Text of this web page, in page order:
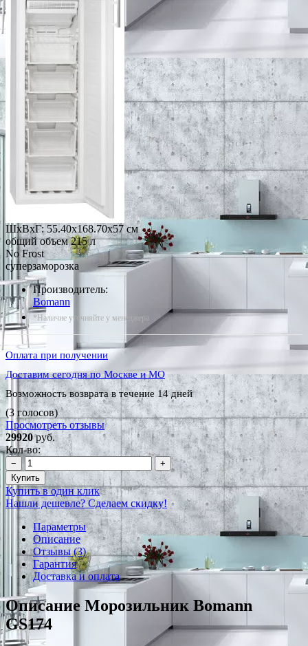
ШхВхГ: 55.40х168.70х57 см
общий объем 215 л
No Frost
суперзаморозка
Производитель:
Bomann
*Наличие уточняйте у менеджера
Оплата при получении
Доставим сегодня по Москве и МО
Возможность возврата в течение 14 дней
(3 голосов)
Просмотреть отзывы
29920руб.
Кол-во:
−
+
Купить
Купить в один клик
Нашли дешевле? Сделаем скидку!
Параметры
Описание
Отзывы (3)
Гарантия
Доставка и оплата
Описание Морозильник Bomann
GS174